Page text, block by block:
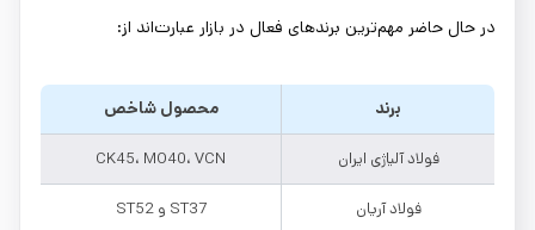
در حال حاضر مهم‌ترین برندهای فعال در بازار عبارت‌اند از:
برند محصول شاخص
فولاد آلیاژی ایران CK45، MO40، VCN
فولاد آریان ST37 و ST52